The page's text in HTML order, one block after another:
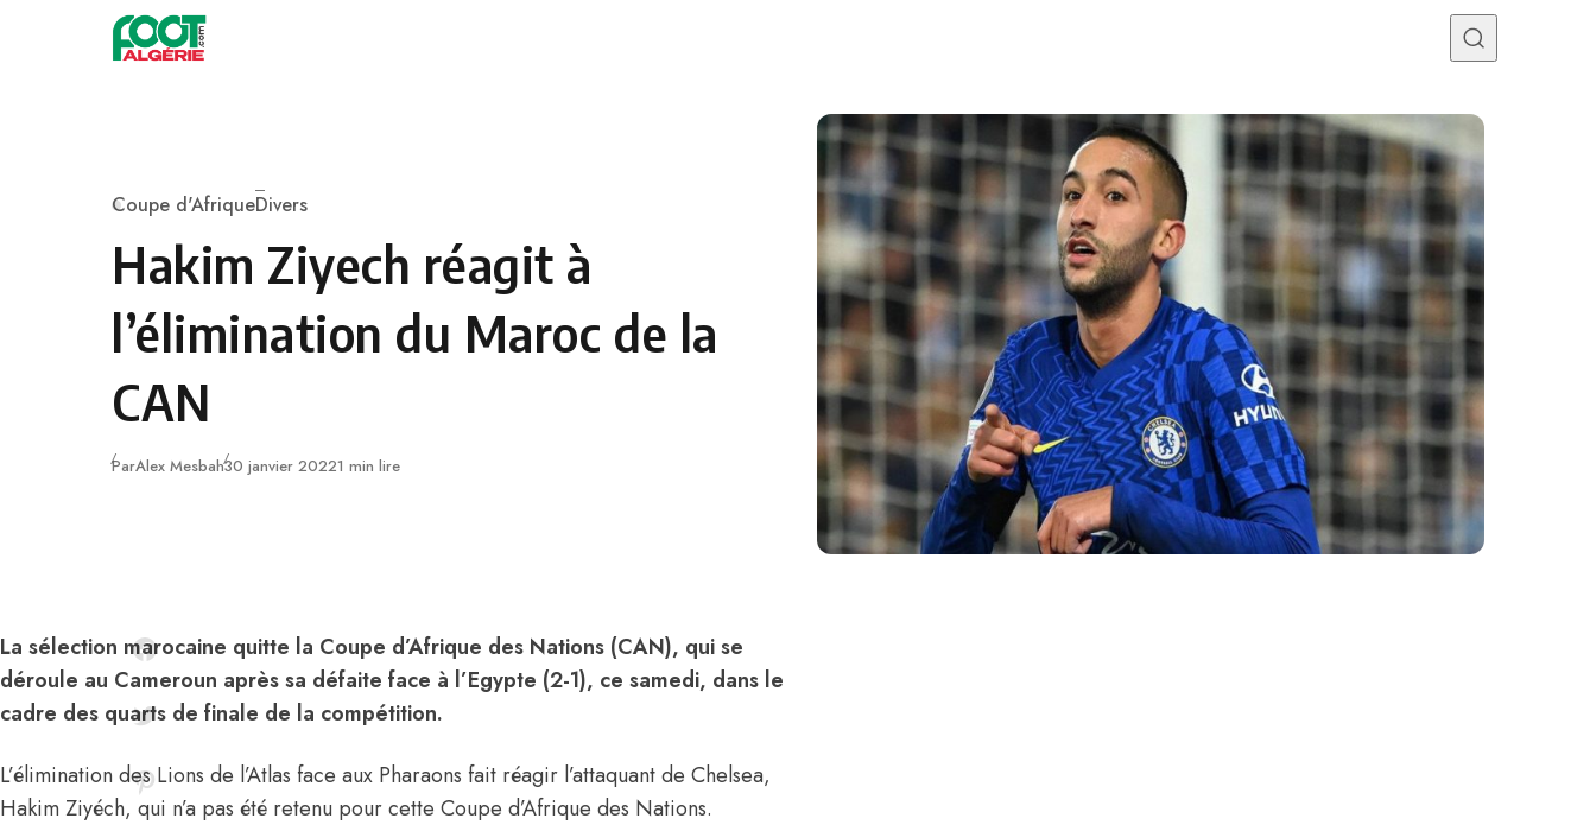
Skip to content
Category
Coupe d'AfriqueDivers
Hakim Ziyech réagit à
l’élimination du Maroc de la
CAN
ParAlex MesbahPublié
30 janvier 20221 min lire
La sélection marocaine quitte la Coupe d’Afrique des Nations (CAN), qui se
déroule au Cameroun après sa défaite face à l’Egypte (2-1), ce samedi, dans le
cadre des quarts de finale de la compétition.
L’élimination des Lions de l’Atlas face aux Pharaons fait réagir l’attaquant de Chelsea,
Hakim Ziyéch, qui n’a pas été retenu pour cette Coupe d’Afrique des Nations.